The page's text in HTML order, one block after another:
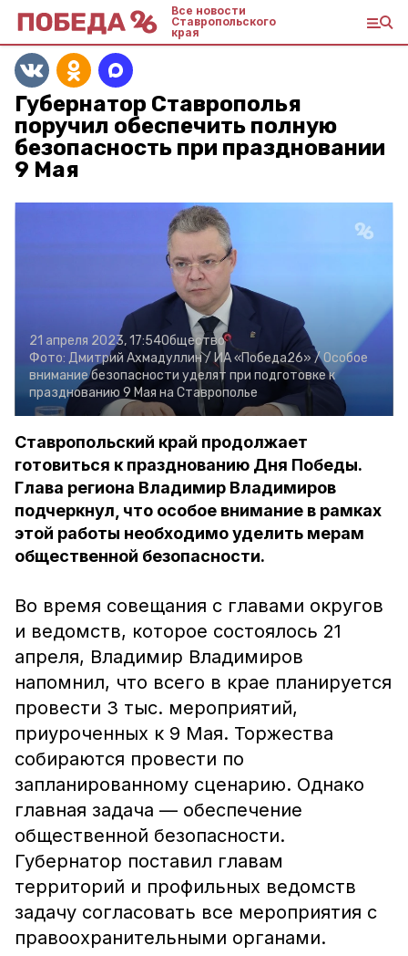
Все новости
Ставропольского
края
Губернатор Ставрополья
поручил обеспечить полную
безопасность при праздновании
9 Мая
21 апреля 2023, 17:54Общество
Фото: Дмитрий Ахмадуллин / ИА «Победа26» /Особое
внимание безопасности уделят при подготовке к
празднованию 9 Мая на Ставрополье
Ставропольский край продолжает
готовиться к празднованию Дня Победы.
Глава региона Владимир Владимиров
подчеркнул, что особое внимание в рамках
этой работы необходимо уделить мерам
общественной безопасности.
Во время совещания с главами округов
и ведомств, которое состоялось 21
апреля, Владимир Владимиров
напомнил, что всего в крае планируется
провести 3 тыс. мероприятий,
приуроченных к 9 Мая. Торжества
собираются провести по
запланированному сценарию. Однако
главная задача — обеспечение
общественной безопасности.
Губернатор поставил главам
территорий и профильных ведомств
задачу согласовать все мероприятия с
правоохранительными органами.